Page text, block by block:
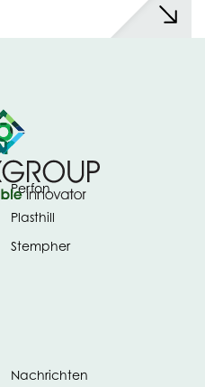
Perfon
Plasthill
Stempher
Nachrichten